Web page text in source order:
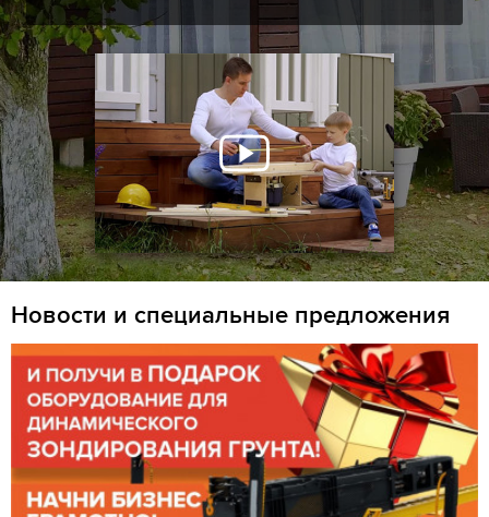
Новости и специальные предложения